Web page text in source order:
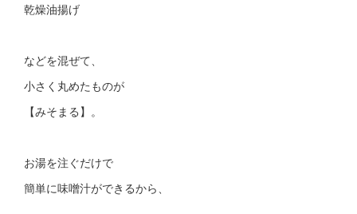
乾燥油揚げ
などを混ぜて、
小さく丸めたものが
【みそまる】。
お湯を注ぐだけで
簡単に味噌汁ができるから、